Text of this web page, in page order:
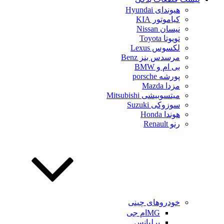
هیوندای Hyundai
کیاموتور KIA
نیسان Nissan
تویوتا Toyota
لکسوس Lexus
مرسدس بنز Benz
بی ام و BMW
پورشه porsche
مزدا Mazda
میتسوبیشی Mitsubishi
سوزوکی Suzuki
هوندا Honda
رنو Renault
خودروهای چینی
MGام جی
برلیانس